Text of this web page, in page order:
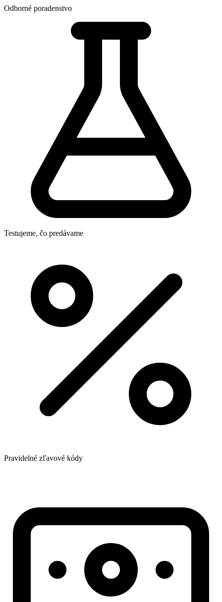
Odborné poradenstvo
Testujeme, čo predávame
Pravidelné zľavové kódy